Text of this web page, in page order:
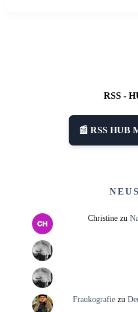
RSS -
📰 RSS HUB
Christinezu
Fraukografiezu